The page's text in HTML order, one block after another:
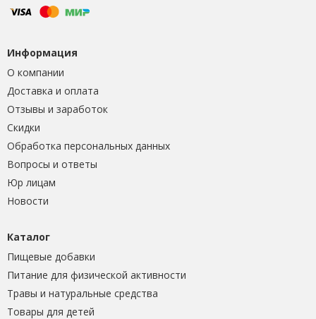
Информация
О компании
Доставка и оплата
Отзывы и заработок
Скидки
Обработка персональных данных
Вопросы и ответы
Юр лицам
Новости
Каталог
Пищевые добавки
Питание для физической активности
Травы и натуральные средства
Товары для детей